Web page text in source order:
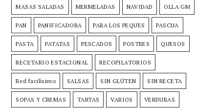
MASAS SALADAS MERMELADAS NAVIDAD OLLA GM
PAN PANIFICADORA PARA LOS PEQUES PASCUA
PASTA PATATAS PESCADOS POSTRES QUESOS
RECETARIO ESTACIONAL RECOPILATORIOS
Red facilísimo SALSAS SIN GLÚTEN SIN RECETA
SOPAS Y CREMAS TARTAS VARIOS VERDURAS